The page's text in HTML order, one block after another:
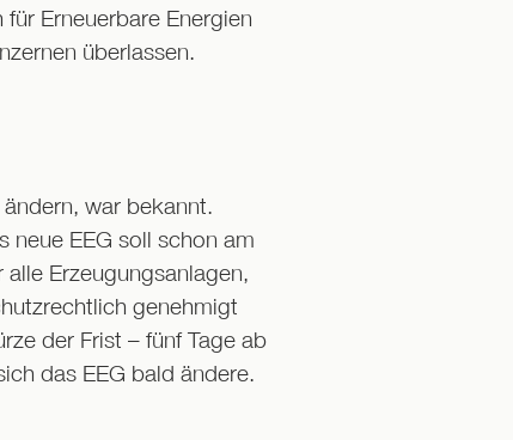
Erneuerbare Energien
überlassen.
war bekannt.
neue EEG soll schon am
Erzeugungsanlagen,
genehmigt
der Frist – fünf Tage ab
das EEG bald ändere.